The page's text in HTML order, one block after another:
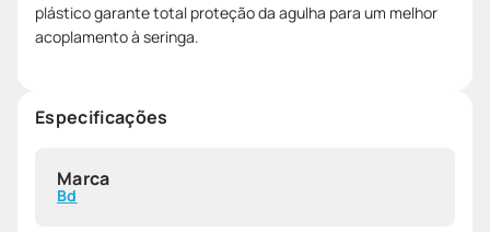
plástico garante total proteção da agulha para um melhor
acoplamento à seringa.
Especificações
Marca
Bd